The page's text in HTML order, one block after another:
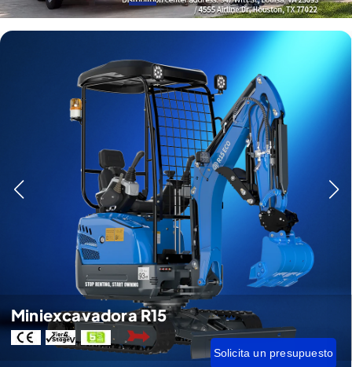
Miniexcavadora R15
Solicita un presupuesto